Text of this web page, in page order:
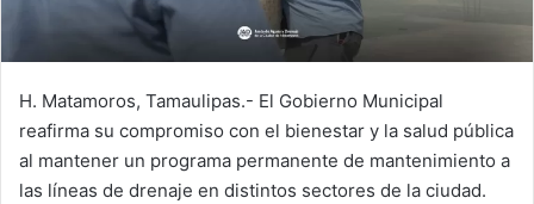
H. Matamoros, Tamaulipas.- El Gobierno Municipal
reafirma su compromiso con el bienestar y la salud pública
al mantener un programa permanente de mantenimiento a
las líneas de drenaje en distintos sectores de la ciudad.